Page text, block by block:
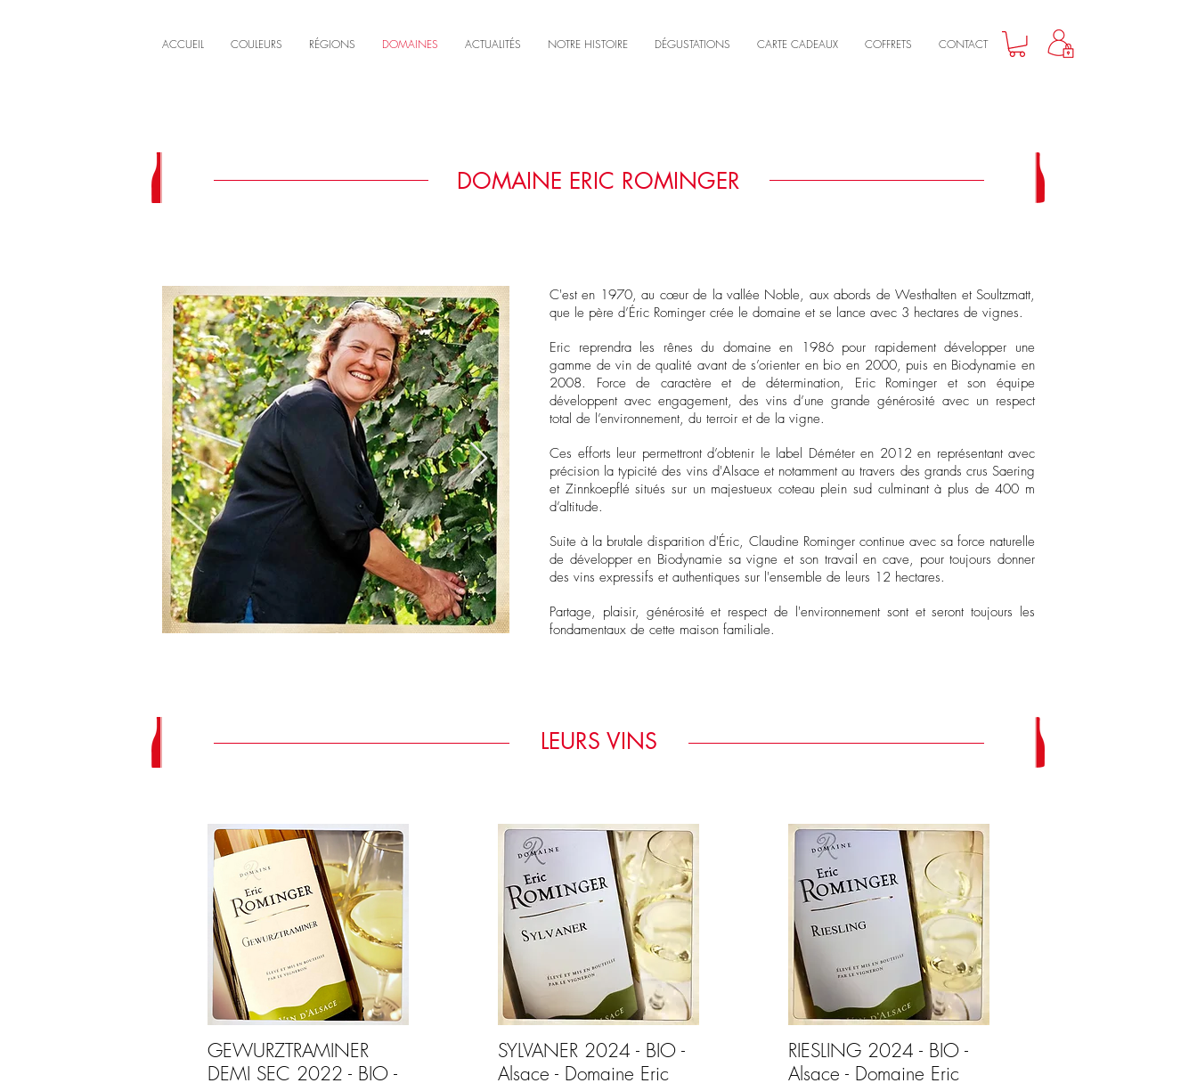
ACCUEIL COULEURS RÉGIONS DOMAINES ACTUALITÉS NOTRE HISTOIRE DÉGUSTATIONS CARTE CADEAUX COFFRETS CONTACT
DOMAINE ERIC ROMINGER
C'est en 1970, au cœur de la vallée Noble, aux abords de Westhalten et Soultzmatt,
que le père d’Éric Rominger crée le domaine et se lance avec 3 hectares de vignes.
Eric reprendra les rênes du domaine en 1986 pour rapidement développer une
gamme de vin de qualité avant de s’orienter en bio en 2000, puis en Biodynamie en
2008. Force de caractère et de détermination, Eric Rominger et son équipe
développent avec engagement, des vins d’une grande générosité avec un respect
total de l’environnement, du terroir et de la vigne.
Ces efforts leur permettront d’obtenir le label Déméter en 2012 en représentant avec
précision la typicité des vins d'Alsace et notamment au travers des grands crus Saering
et Zinnkoepflé situés sur un majestueux coteau plein sud culminant à plus de 400 m
d’altitude.
Suite à la brutale disparition d'Éric, Claudine Rominger continue avec sa force naturelle
de développer en Biodynamie sa vigne et son travail en cave, pour toujours donner
des vins expressifs et authentiques sur l'ensemble de leurs 12 hectares.
Partage, plaisir, générosité et respect de l'environnement sont et seront toujours les
fondamentaux de cette maison familiale.
LEURS VINS
GEWURZTRAMINER
DEMI SEC 2022 - BIO -
SYLVANER 2024 - BIO -
Alsace - Domaine Eric
RIESLING 2024 - BIO -
Alsace - Domaine Eric